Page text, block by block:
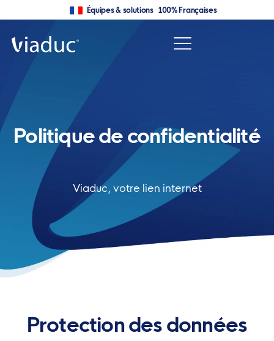
Équipes & solutions 100% Françaises
Politique de confidentialité
Viaduc, votre lien internet
Protection des données